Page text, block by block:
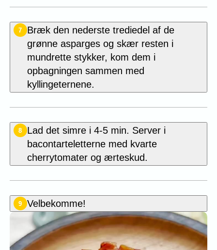
7
Bræk den nederste trediedel af de
grønne asparges og skær resten i
mundrette stykker, kom dem i
opbagningen sammen med
kyllingeternene.
8
Lad det simre i 4-5 min. Server i
bacontarteletterne med kvarte
cherrytomater og ærteskud.
9 Velbekomme!